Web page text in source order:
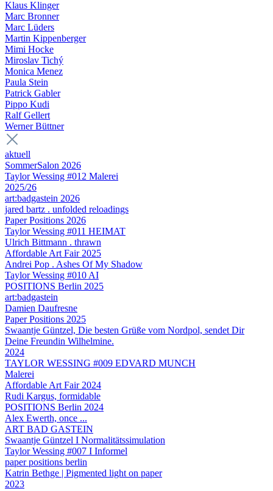
Klaus Klinger
Marc Bronner
Marc Lüders
Martin Kippenberger
Mimi Hocke
Miroslav Tichý
Monica Menez
Paula Stein
Patrick Gabler
Pippo Kudi
Ralf Gellert
Werner Büttner
aktuell
SommerSalon 2026
Taylor Wessing #012 Malerei
2025/26
art:badgastein 2026
jared bartz . unfolded reloadings
Paper Positions 2026
Taylor Wessing #011 HEIMAT
Ulrich Bittmann . thrawn
Affordable Art Fair 2025
Andrei Pop . Ashes Of My Shadow
Taylor Wessing #010 AI
POSITIONS Berlin 2025
art:badgastein
Damien Daufresne
Paper Positions 2025
Swaantje Güntzel, Die besten Grüße vom Nordpol, sendet Dir
Deine Freundin Wilhelmine.
2024
TAYLOR WESSING #009 EDVARD MUNCH
Malerei
Affordable Art Fair 2024
Rudi Kargus, formidable
POSITIONS Berlin 2024
Alex Ewerth, once ...
ART BAD GASTEIN
Swaantje Güntzel I Normalitätssimulation
Taylor Wessing #007 I Informel
paper positions berlin
Katrin Bethge | Pigmented light on paper
2023